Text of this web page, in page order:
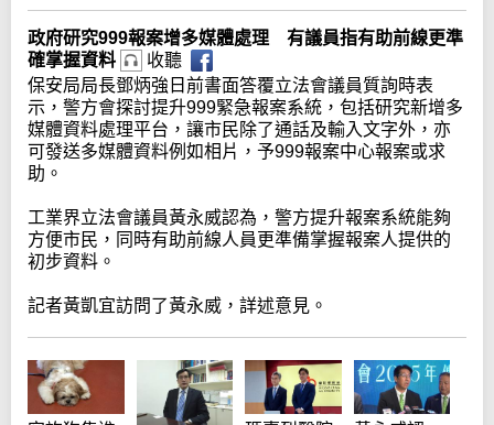
政府研究999報案增多媒體處理 有議員指有助前線更準
確掌握資料
收聽
保安局局長鄧炳強日前書面答覆立法會議員質詢時表
示，警方會探討提升999緊急報案系統，包括研究新增多
媒體資料處理平台，讓市民除了通話及輸入文字外，亦
可發送多媒體資料例如相片，予999報案中心報案或求
助。
工業界立法會議員黃永威認為，警方提升報案系統能夠
方便市民，同時有助前線人員更準備掌握報案人提供的
初步資料。
記者黃凱宜訪問了黃永威，詳述意見。